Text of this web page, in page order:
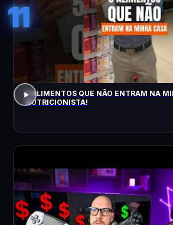
11
5 ALIMENTOS QUE NÃO ENTRAM NA
NUTRICIONISTA!